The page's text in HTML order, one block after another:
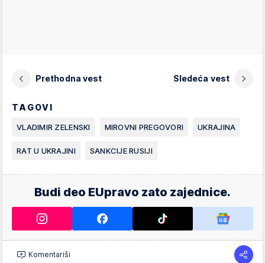
Prethodna vest Sledeća vest
TAGOVI
VLADIMIR ZELENSKI MIROVNI PREGOVORI UKRAJINA
RAT U UKRAJINI SANKCIJE RUSIJI
Budi deo EUpravo zato zajednice.
Komentariši